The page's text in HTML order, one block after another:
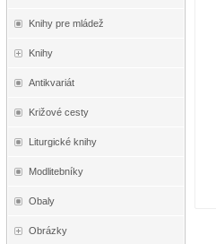
Knihy pre mládež
Knihy
Antikvariát
Križové cesty
Liturgické knihy
Modlitebníky
Obaly
Obrázky